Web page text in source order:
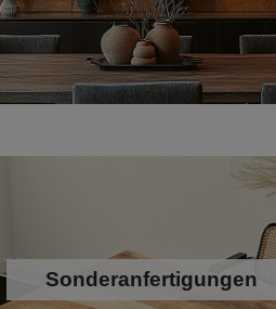
Sonderanfertigungen